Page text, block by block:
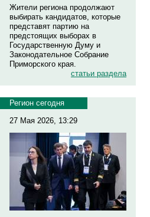
Жители региона продолжают
выбирать кандидатов, которые
представят партию на
предстоящих выборах в
Государственную Думу и
Законодательное Собрание
Приморского края.
статьи раздела
Регион сегодня
27 Мая 2026, 13:29